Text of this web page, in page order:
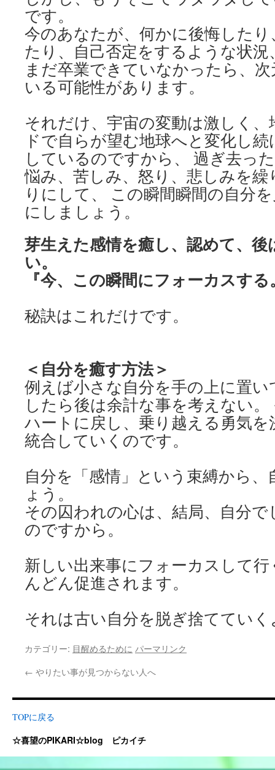
です。
今のあなたが、何かに後悔した
たり、自己否定をするような状
まだ卒業できていなかったら、
いる可能性があります。
それだけ、宇宙の変動は激しく
ドで自らが望む地球へと変化し
しているのですから、 過ぎ去っ
悩み、苦しみ、怒り、悲しみを
りにして、 この瞬間瞬間の自分
にしましょう。
芽生えた感情を癒し、認めて、
い。
『今、この瞬間にフォーカスする
秘訣はこれだけです。
＜自分を癒す方法＞
例えば小さな自分を手の上に置
したら後は余計な事を考えない
ハートに戻し、乗り越える勇気を
統合していくのです。
自分を「感情」という束縛から
ょう。
その囚われの心は、結局、自分
のですから。
新しい出来事にフォーカスして
んどん促進されます。
それは古い自分を脱ぎ捨ててい
カテゴリー: 目醒めるために パーマリンク
← やりたい事が見つからない人へ
TOPに戻る
☆喜望のPIKARI☆blog ピカイチ